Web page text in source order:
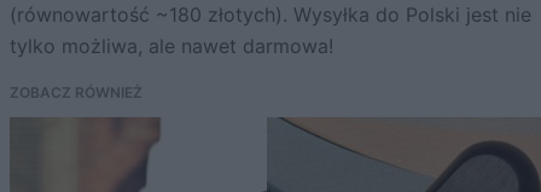
(równowartość ~180 złotych). Wysyłka do Polski jest nie
tylko możliwa, ale nawet darmowa!
ZOBACZ RÓWNIEŻ